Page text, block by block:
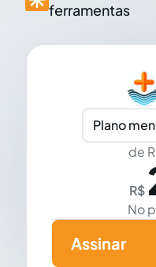
ferramentas
Plano
de
R$
No
Assinar